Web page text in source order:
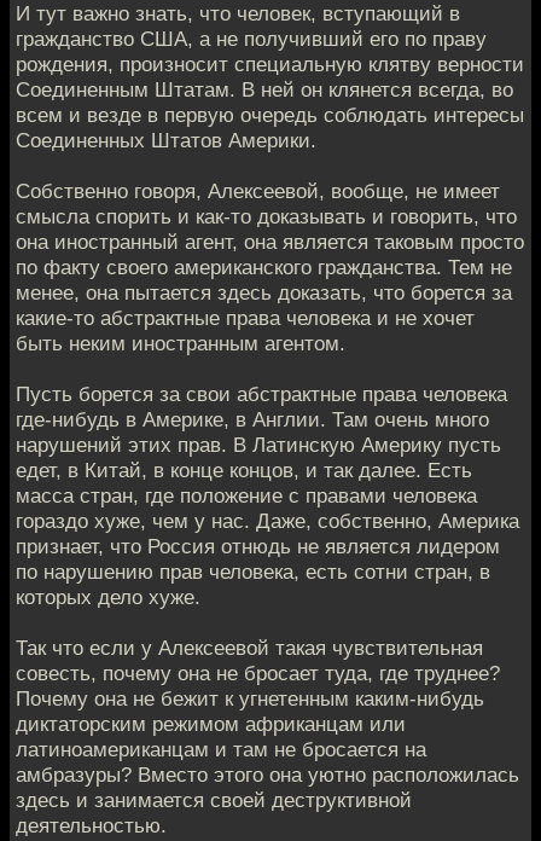
И тут важно знать, что человек, вступающий в
гражданство США, а не получивший его по праву
рождения, произносит специальную клятву верности
Соединенным Штатам. В ней он клянется всегда, во
всем и везде в первую очередь соблюдать интересы
Соединенных Штатов Америки.
Собственно говоря, Алексеевой, вообще, не имеет
смысла спорить и как-то доказывать и говорить, что
она иностранный агент, она является таковым просто
по факту своего американского гражданства. Тем не
менее, она пытается здесь доказать, что борется за
какие-то абстрактные права человека и не хочет
быть неким иностранным агентом.
Пусть борется за свои абстрактные права человека
где-нибудь в Америке, в Англии. Там очень много
нарушений этих прав. В Латинскую Америку пусть
едет, в Китай, в конце концов, и так далее. Есть
масса стран, где положение с правами человека
гораздо хуже, чем у нас. Даже, собственно, Америка
признает, что Россия отнюдь не является лидером
по нарушению прав человека, есть сотни стран, в
которых дело хуже.
Так что если у Алексеевой такая чувствительная
совесть, почему она не бросает туда, где труднее?
Почему она не бежит к угнетенным каким-нибудь
диктаторским режимом африканцам или
латиноамериканцам и там не бросается на
амбразуры? Вместо этого она уютно расположилась
здесь и занимается своей деструктивной
деятельностью.